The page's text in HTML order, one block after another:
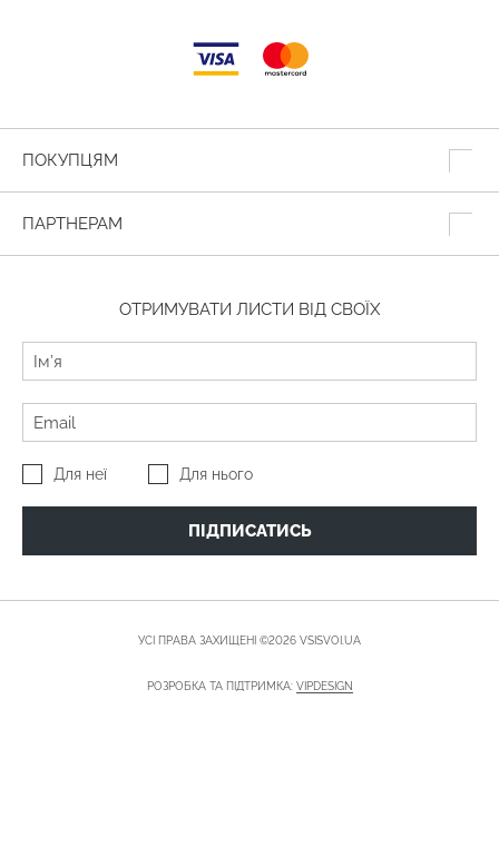
ПОКУПЦЯМ
ПАРТНЕРАМ
ОТРИМУВАТИ ЛИСТИ ВІД СВОЇХ
Для неї Для нього
ПІДПИСАТИСЬ
УСІ ПРАВА ЗАХИЩЕНІ ©2026 VSISVOI.UA
РОЗРОБКА ТА ПІДТРИМКА: VIPDESIGN